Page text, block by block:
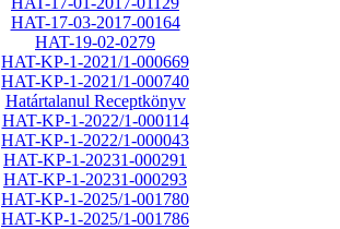
HAT-17-03-2017-00164
HAT-19-02-0279
HAT-KP-1-2021/1-000669
HAT-KP-1-2021/1-000740
Határtalanul Receptkönyv
HAT-KP-1-2022/1-000114
HAT-KP-1-2022/1-000043
HAT-KP-1-20231-000291
HAT-KP-1-20231-000293
HAT-KP-1-2025/1-001780
HAT-KP-1-2025/1-001786